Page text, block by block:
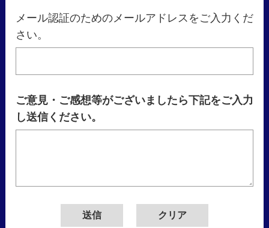
メール認証のためのメールアドレスをご入力くだ
さい。
ご意見・ご感想等がございましたら下記をご入力
し送信ください。